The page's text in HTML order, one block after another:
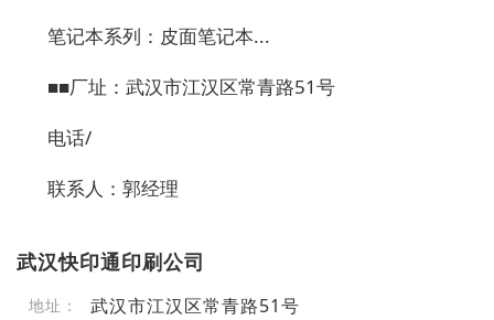
笔记本系列：皮面笔记本...
■■厂址：武汉市江汉区常青路51号
电话/
联系人：郭经理
武汉快印通印刷公司
地址： 武汉市江汉区常青路51号